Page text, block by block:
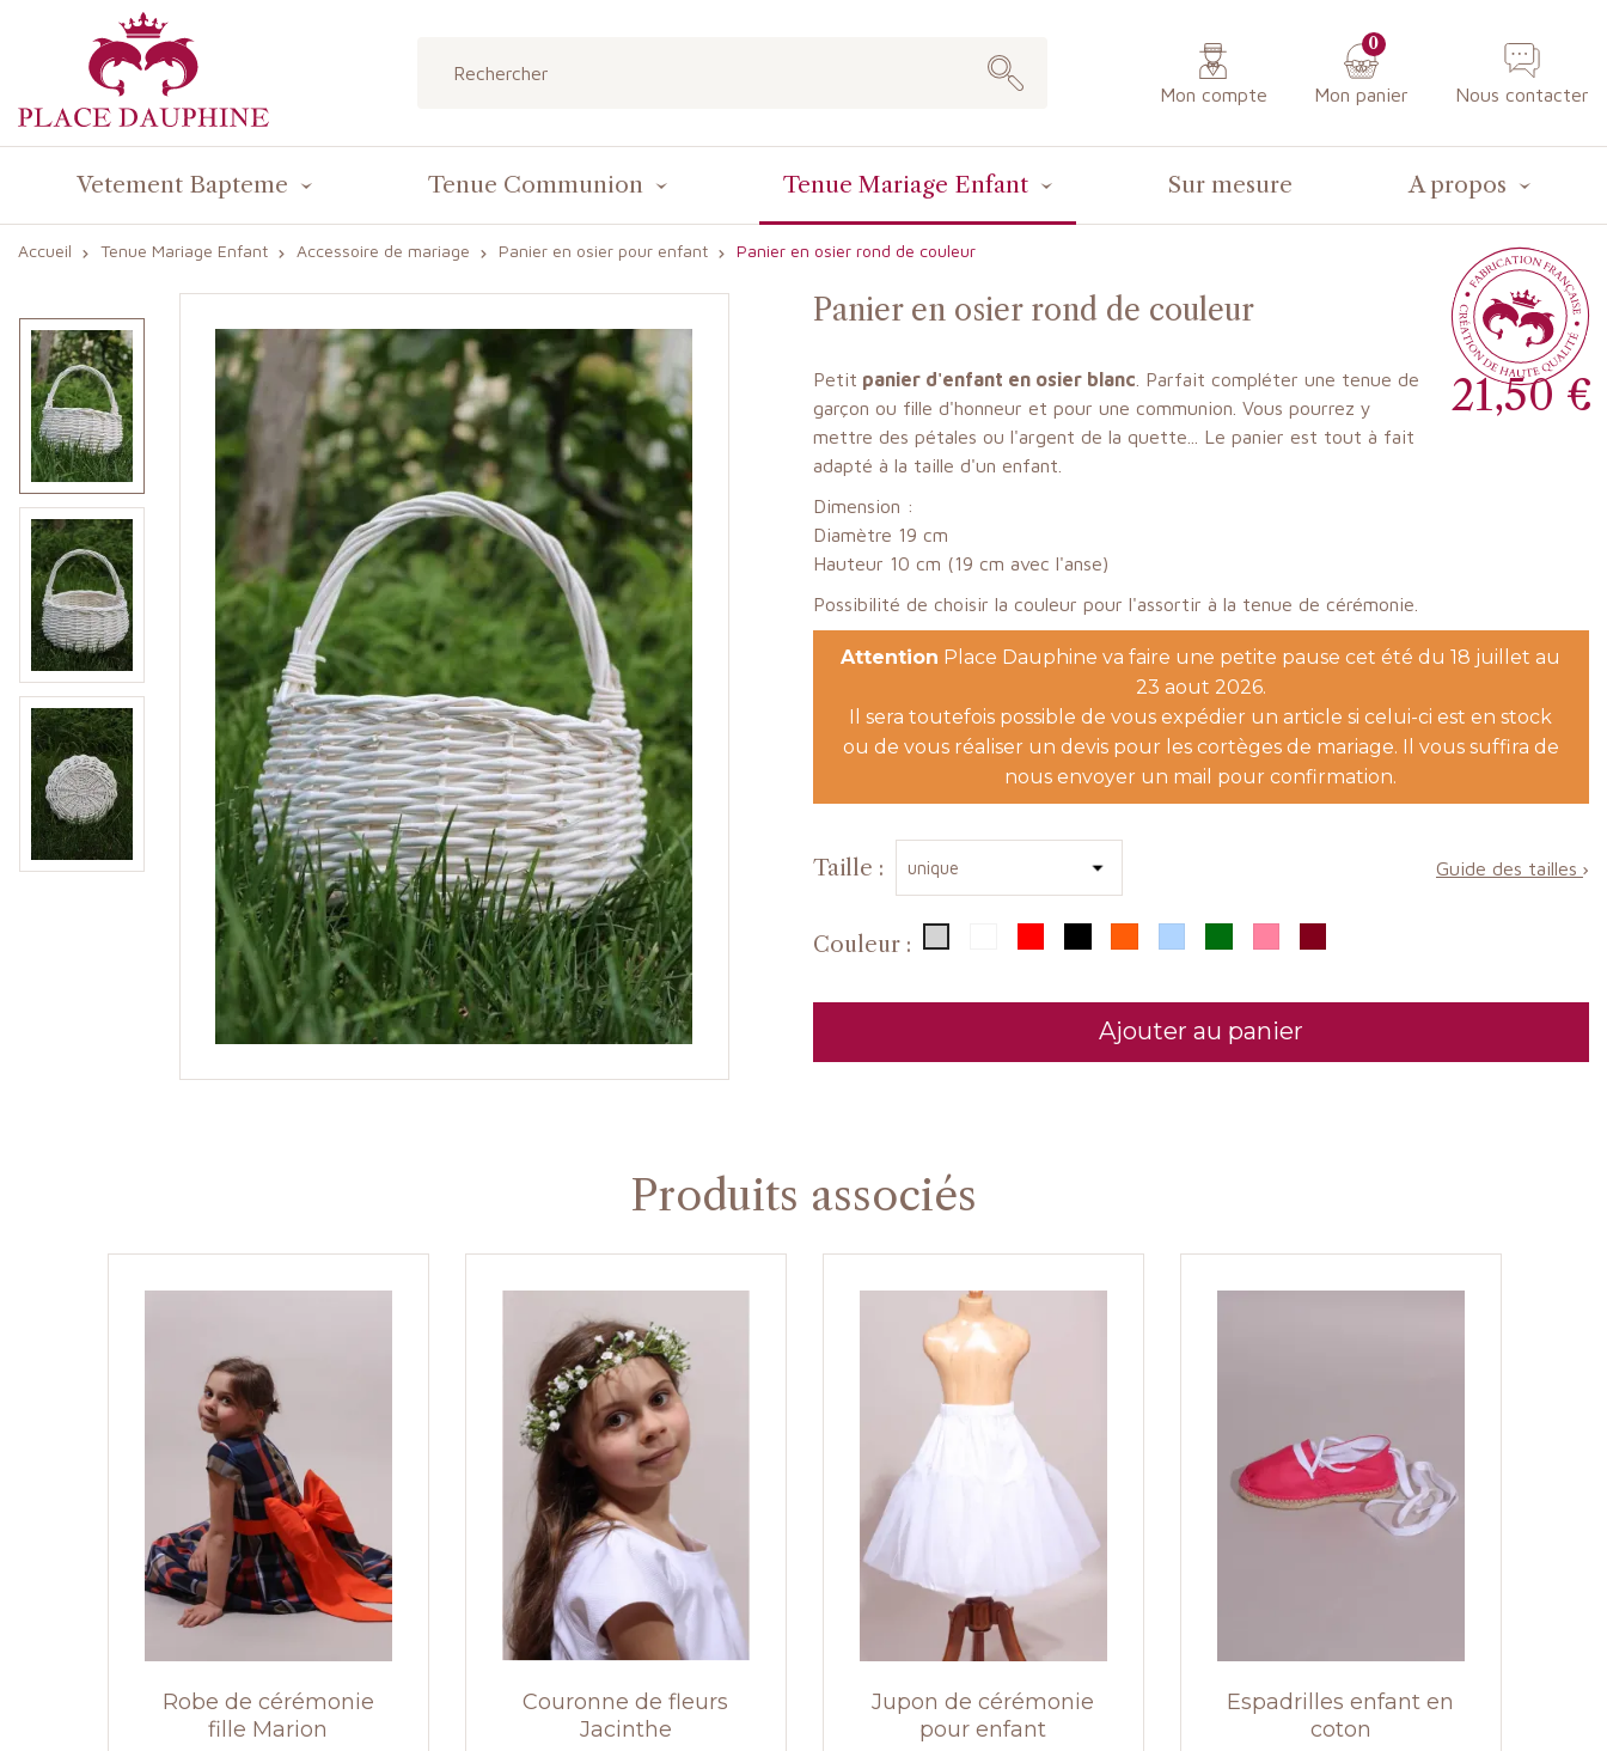
Mon compte
0
Mon panier Nous contacter
Vetement Bapteme Tenue Communion Tenue Mariage Enfant Sur mesure A propos
Accueil Tenue Mariage Enfant Accessoire de mariage Panier en osier pour enfant Panier en osier rond de couleur
Panier en osier rond de couleur
Petit panier d'enfant en osier blanc . Parfait compléter une tenue de
garçon ou fille d'honneur et pour une communion. Vous pourrez y
mettre des pétales ou l'argent de la quette... Le panier est tout à fait
adapté à la taille d'un enfant.
Dimension :
Diamètre 19 cm
Hauteur 10 cm (19 cm avec l'anse)
Possibilité de choisir la couleur pour l'assortir à la tenue de cérémonie.
21,50 €
Attention Place Dauphine va faire une petite pause cet été du 18 juillet au
23 aout 2026.
Il sera toutefois possible de vous expédier un article si celui-ci est en stock
ou de vous réaliser un devis pour les cortèges de mariage. Il vous suffira de
nous envoyer un mail pour confirmation.
Taille : Guide des tailles
Couleur :
Ajouter au panier
Produits associés
Robe de cérémonie
fille Marion
Couronne de fleurs
Jacinthe
Jupon de cérémonie
pour enfant
Espadrilles enfant en
coton